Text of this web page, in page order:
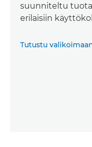
suunniteltu
erilaisiin
Tutustu